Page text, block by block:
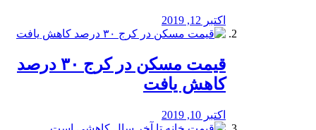
اکتبر 12, 2019
️قیمت مسکن در کرج ۳۰ درصد
کاهش یافت
اکتبر 10, 2019